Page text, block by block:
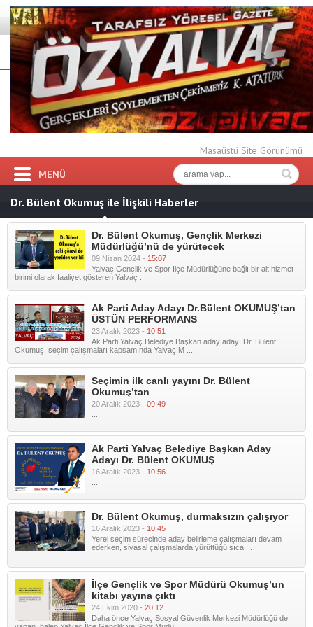
Masaüstü Site Görünümü
MENÜ
Dr. Bülent Okumuş ile İlişkili Haberler
Dr. Bülent Okumuş, Gençlik Merkezi
Müdürlüğü’nü de yürütecek
09 Nisan 2024 - 15:07
Yalvaç Gençlik ve Spor İlçe Müdürlüğüne bağlı bir alt hizmet
birimi olarak faaliyet gösteren Yalvaç ...
Ak Parti Aday Adayı Dr.Bülent OKUMUŞ’tan
ÜSTÜN PERFORMANS
23 Aralık 2023 - 10:51
Ak Parti Yalvaç Belediye Başkan aday adayı Dr. Bülent
Okumuş, seçim çalışmaları kapsamında Yalvaç M ...
Seçimin ilk canlı yayını Dr. Bülent
Okumuş’tan
20 Aralık 2023 - 09:49
Ak Parti Yalvaç Belediye Başkan Aday
Adayı Dr. Bülent OKUMUŞ
16 Aralık 2023 - 10:56
Dr. Bülent Okumuş, durmaksızın çalışıyor
16 Aralık 2023 - 10:45
Yerel seçim sürecinde aday belirleme çalışmaları devam
ederken, siyasal çalışmalarda yürüttüğü sıca ...
İlçe Gençlik ve Spor Müdürü Okumuş’un
kitabı yayına çıktı
24 Ekim 2020 - 20:12
Daha önce Yalvaç Sosyal Güvenlik Merkezi Müdürlüğü de